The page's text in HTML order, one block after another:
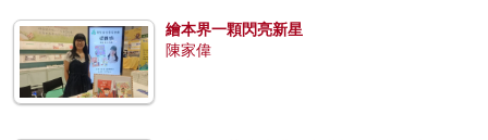
繪本界一顆閃亮新星
陳家偉